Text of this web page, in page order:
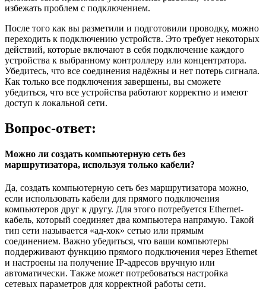
избежать проблем с подключением.
После того как вы разметили и подготовили проводку, можно
переходить к подключению устройств. Это требует некоторых
действий, которые включают в себя подключение каждого
устройства к выбранному контроллеру или концентратора.
Убедитесь, что все соединения надёжны и нет потерь сигнала.
Как только все подключения завершены, вы сможете
убедиться, что все устройства работают корректно и имеют
доступ к локальной сети.
Вопрос-ответ:
Можно ли создать компьютерную сеть без
маршрутизатора, используя только кабели?
Да, создать компьютерную сеть без маршрутизатора можно,
если использовать кабели для прямого подключения
компьютеров друг к другу. Для этого потребуется Ethernet-
кабель, который соединяет два компьютера напрямую. Такой
тип сети называется «ад-хок» сетью или прямым
соединением. Важно убедиться, что ваши компьютеры
поддерживают функцию прямого подключения через Ethernet
и настроены на получение IP-адресов вручную или
автоматически. Также может потребоваться настройка
сетевых параметров для корректной работы сети.